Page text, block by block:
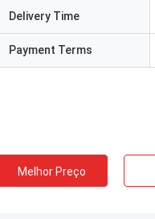
Delivery Time
Payment Terms
Melhor Preço